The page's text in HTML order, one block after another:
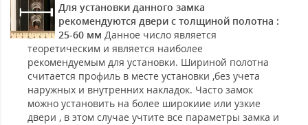
Для установки данного замка
рекомендуются двери с толщиной полотна :
25-60 мм Данное число является
теоретическим и является наиболее
рекомендуемым для установки. Шириной полотна
считается профиль в месте установки ,без учета
наружных и внутренних накладок. Часто замок
можно установить на более широкиие или узкие
двери , в этом случае учтите все параметры замка и